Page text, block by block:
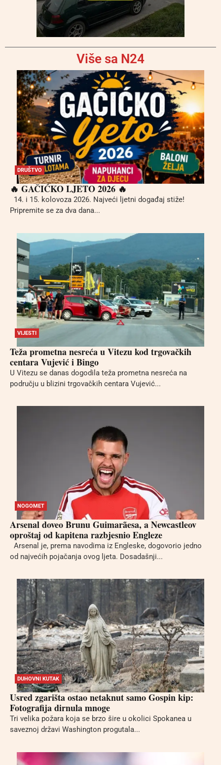
Više sa N24
DRUŠTVO
🔥 GAČIĆKO LJETO 2026 🔥
14. i 15. kolovoza 2026. Najveći ljetni događaj stiže!
Pripremite se za dva dana...
VIJESTI
Teža prometna nesreća u Vitezu kod trgovačkih
centara Vujević i Bingo
U Vitezu se danas dogodila teža prometna nesreća na
području u blizini trgovačkih centara Vujević...
NOGOMET
Arsenal doveo Brunu Guimarãesa, a Newcastleov
oproštaj od kapitena razbjesnio Engleze
Arsenal je, prema navodima iz Engleske, dogovorio jedno
od najvećih pojačanja ovog ljeta. Dosadašnji...
DUHOVNI KUTAK
Usred zgarišta ostao netaknut samo Gospin kip:
Fotografija dirnula mnoge
Tri velika požara koja se brzo šire u okolici Spokanea u
saveznoj državi Washington progutala...